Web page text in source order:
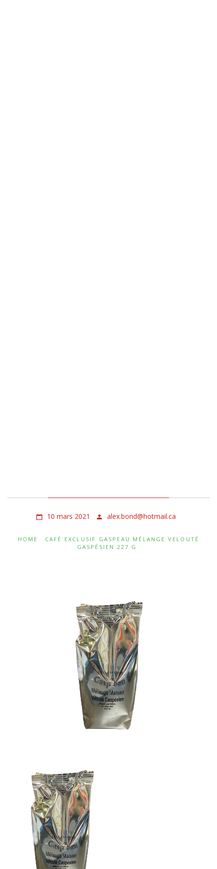
10 mars 2021 alex.bond@hotmail.ca
HOME
CAFÉ EXCLUSIF GASPEAU MÉLANGE VELOUTÉ
GASPÉSIEN 227 G